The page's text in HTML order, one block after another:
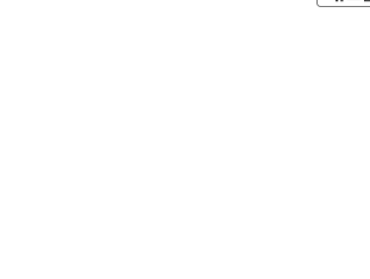
가른다
지 우려 전달
지원, 작년의 3분의 1